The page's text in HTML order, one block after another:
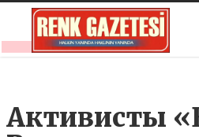
Активисты